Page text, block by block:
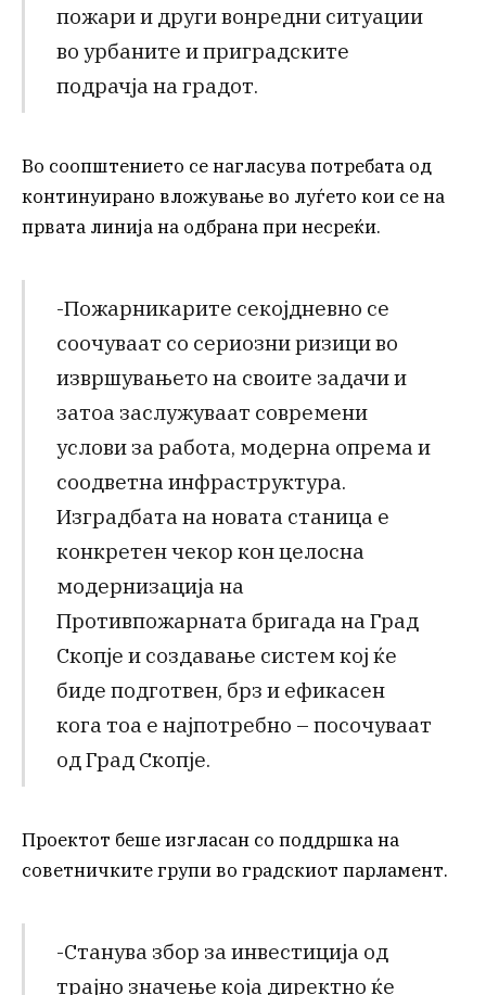
пожари и други вонредни ситуации
во урбаните и приградските
подрачја на градот.
Во соопштението се нагласува потребата од
континуирано вложување во луѓето кои се на
првата линија на одбрана при несреќи.
-Пожарникарите секојдневно се
соочуваат со сериозни ризици во
извршувањето на своите задачи и
затоа заслужуваат современи
услови за работа, модерна опрема и
соодветна инфраструктура.
Изградбата на новата станица е
конкретен чекор кон целосна
модернизација на
Противпожарната бригада на Град
Скопје и создавање систем кој ќе
биде подготвен, брз и ефикасен
кога тоа е најпотребно – посочуваат
од Град Скопје.
Проектот беше изгласан со поддршка на
советничките групи во градскиот парламент.
-Станува збор за инвестиција од
трајно значење која директно ќе